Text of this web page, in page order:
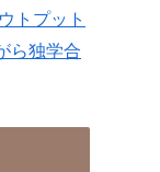
トプット
ら独学合